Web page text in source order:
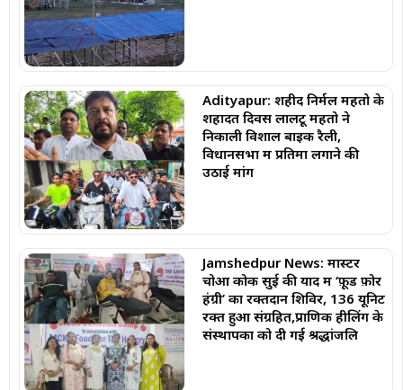
Adityapur: शहीद निर्मल महतो के
शहादत दिवस लालटू महतो ने
निकाली विशाल बाइक रैली,
विधानसभा में प्रतिमा लगाने की
उठाई मांग
Jamshedpur News: मास्टर
चोआ कोक सुई की याद में ‘फ़ूड फ़ोर
हंग्री’ का रक्तदान शिविर, 136 यूनिट
रक्त हुआ संग्रहित,प्राणिक हीलिंग के
संस्थापकों को दी गई श्रद्धांजलि